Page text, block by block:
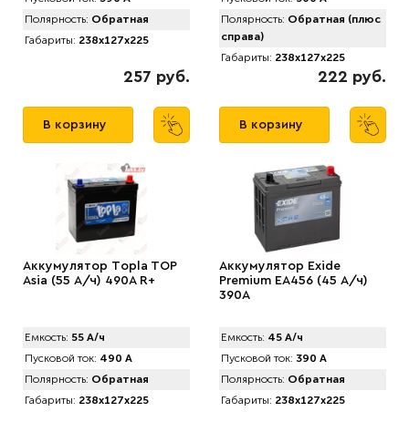
Полярность: Обратная
Габариты: 238x127x225
257 руб.
В корзину
Полярность: Обратная (плюс
справа)
Габариты: 238x127x225
222 руб.
В корзину
Аккумулятор Tоpla TOP
Asia (55 А/ч) 490A R+
Емкость: 55 А/ч
Пусковой ток: 490 А
Полярность: Обратная
Габариты: 238x127x225
Аккумулятор Exide
Premium EA456 (45 А/ч)
390A
Емкость: 45 А/ч
Пусковой ток: 390 А
Полярность: Обратная
Габариты: 238x127x225